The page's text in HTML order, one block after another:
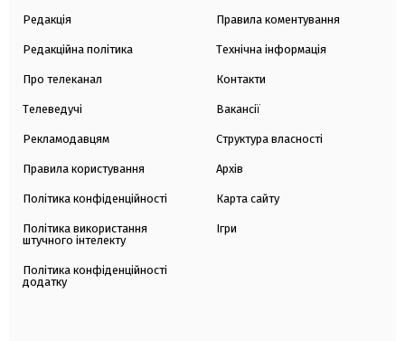
Редакція
Редакційна політика
Про телеканал
Телеведучі
Рекламодавцям
Правила користування
Політика конфіденційності
Політика використання
штучного інтелекту
Політика конфіденційності
додатку
Правила коментування
Технічна інформація
Контакти
Вакансії
Структура власності
Архів
Карта сайту
Ігри